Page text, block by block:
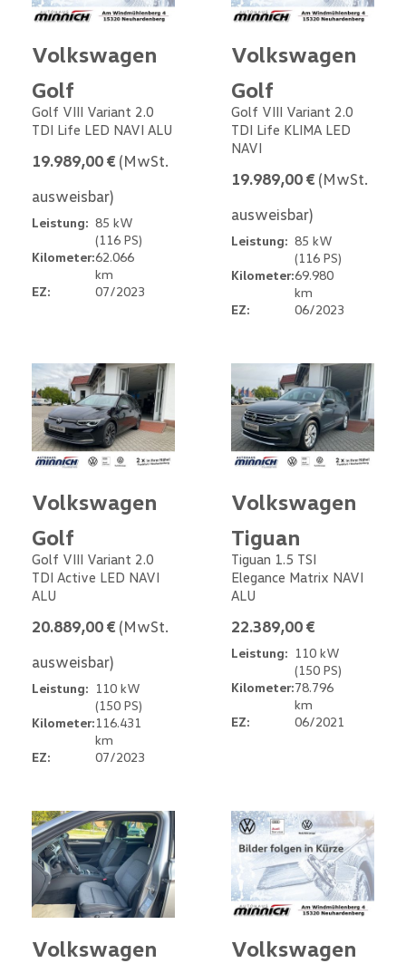
Volkswagen
Golf
Golf VIII Variant 2.0
TDI Life LED NAVI ALU
19.989,00 € (MwSt.
ausweisbar)
Leistung: 85 kW
(116 PS)
Kilometer:62.066
km
EZ:
07/2023
Volkswagen
Golf
Golf VIII Variant 2.0
TDI Life KLIMA LED
NAVI
19.989,00 € (MwSt.
ausweisbar)
Leistung: 85 kW
(116 PS)
Kilometer:69.980
km
EZ:
06/2023
Volkswagen
Golf
Golf VIII Variant 2.0
TDI Active LED NAVI
ALU
20.889,00 € (MwSt.
ausweisbar)
Leistung: 110 kW
(150 PS)
Kilometer:116.431
km
EZ:
07/2023
Volkswagen
Tiguan
Tiguan 1.5 TSI
Elegance Matrix NAVI
ALU
22.389,00 €
Leistung: 110 kW
(150 PS)
Kilometer:78.796
km
EZ:
06/2021
Volkswagen
Volkswagen